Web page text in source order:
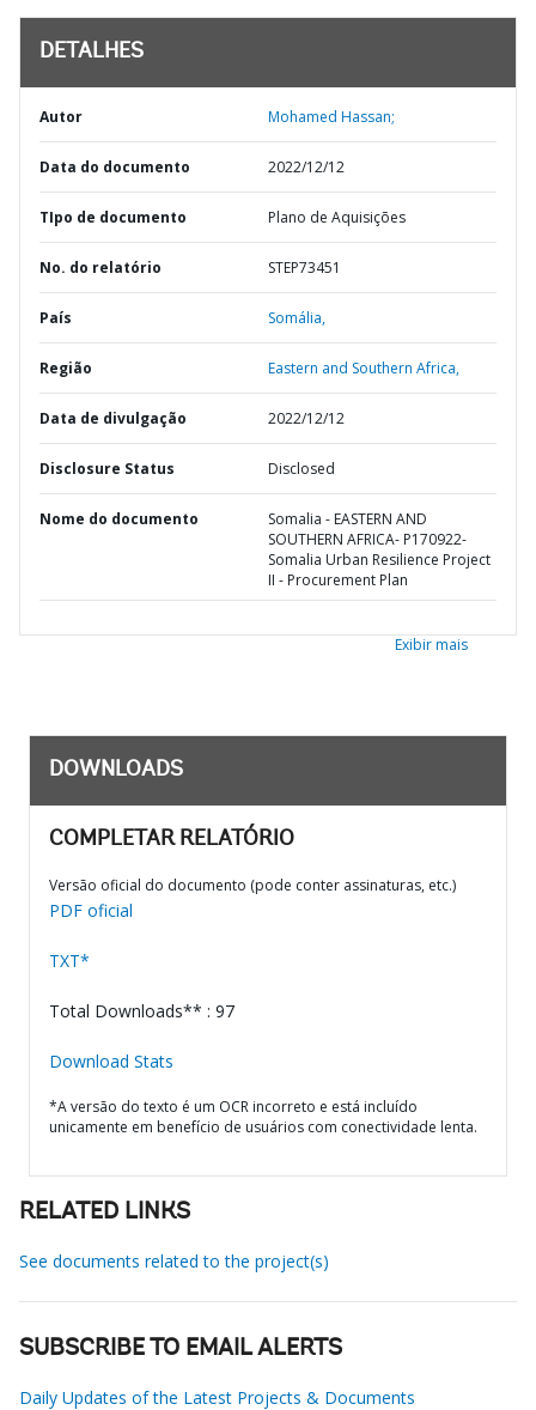
DETALHES
Autor Mohamed Hassan;
Data do documento 2022/12/12
TIpo de documento Plano de Aquisições
No. do relatório STEP73451
País Somália,
Região Eastern and Southern Africa,
Data de divulgação 2022/12/12
Disclosure Status Disclosed
Nome do documento
Somalia - EASTERN AND
SOUTHERN AFRICA- P170922-
Somalia Urban Resilience Project
II - Procurement Plan
Exibir mais
DOWNLOADS
COMPLETAR RELATÓRIO
Versão oficial do documento (pode conter assinaturas, etc.)
PDF oficial
TXT*
Total Downloads** : 97
Download Stats
*A versão do texto é um OCR incorreto e está incluído
unicamente em benefício de usuários com conectividade lenta.
RELATED LINKS
See documents related to the project(s)
SUBSCRIBE TO EMAIL ALERTS
Daily Updates of the Latest Projects & Documents